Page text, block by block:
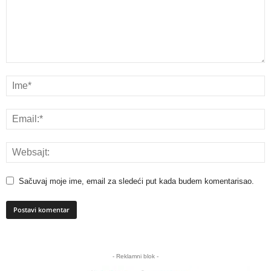
Sačuvaj moje ime, email za sledeći put kada budem komentarisao.
- Reklamni blok -